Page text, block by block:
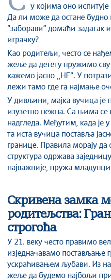
у којима оно
Да ли може да остане
”заборави” домаћи задатак
играчку?
Као родитељи, често се
жеље да детету пружимо сву
кажемо јасно ,,НЕ”. У
лежи тамо где га најмање
У дивљини, мајка вучица
изузетно нежна. Са њима се
надгледа. Међутим, када је
та иста вучица поставља
границе. Правила морају да
структура одржава
најважније, пружа
Скривена замка
родитељства:
строгоћа
У 21. веку често правимо
изједначавамо постављање
ускраћивањем љубави. Из
жеље да будемо најбољи